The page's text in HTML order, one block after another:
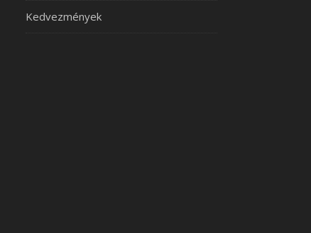
Kedvezmények